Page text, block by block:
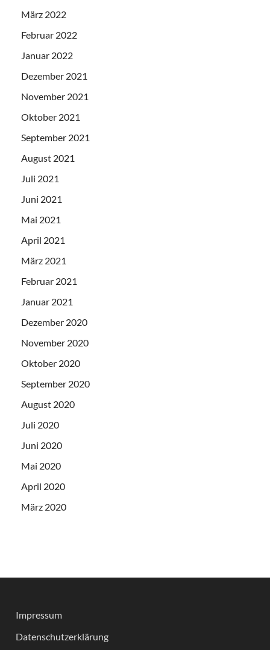
März 2022
Februar 2022
Januar 2022
Dezember 2021
November 2021
Oktober 2021
September 2021
August 2021
Juli 2021
Juni 2021
Mai 2021
April 2021
März 2021
Februar 2021
Januar 2021
Dezember 2020
November 2020
Oktober 2020
September 2020
August 2020
Juli 2020
Juni 2020
Mai 2020
April 2020
März 2020
Impressum
Datenschutzerklärung